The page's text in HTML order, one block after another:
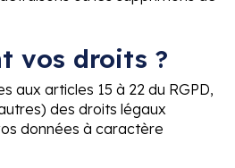
vos droits ?
aux articles 15 à 22 du RGPD,
des droits légaux
données à caractère